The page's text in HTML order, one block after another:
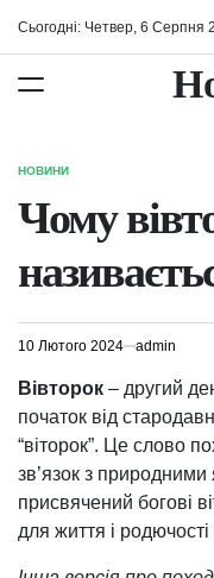
Сьогодні: Четвер, 6 Серпня
ОПУБЛІКУВАТИ
НОВИНИ
Чому
10 Лютого 2024 admin
Вівторок – другий
початок від
“віторок”. Це слово
зв’язок з
присвячений богові
для життя і родючості